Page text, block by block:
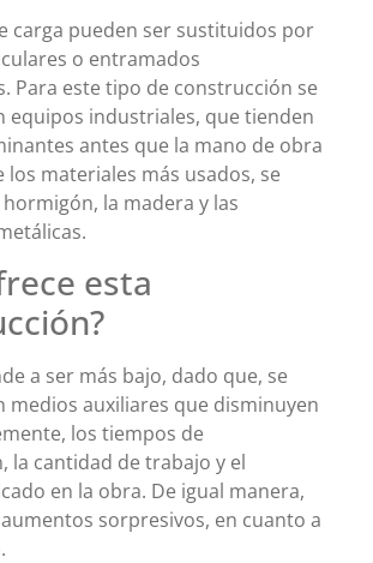
carga pueden ser sustituidos por
o entramados
Para este tipo de construcción se
equipos industriales, que tienden
antes que la mano de obra
los materiales más usados, se
la madera y las
esta
a ser más bajo, dado que, se
medios auxiliares que disminuyen
los tiempos de
la cantidad de trabajo y el
en la obra. De igual manera,
sorpresivos, en cuanto a